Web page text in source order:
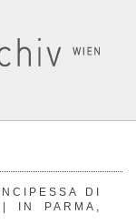
DI
IN PARMA,